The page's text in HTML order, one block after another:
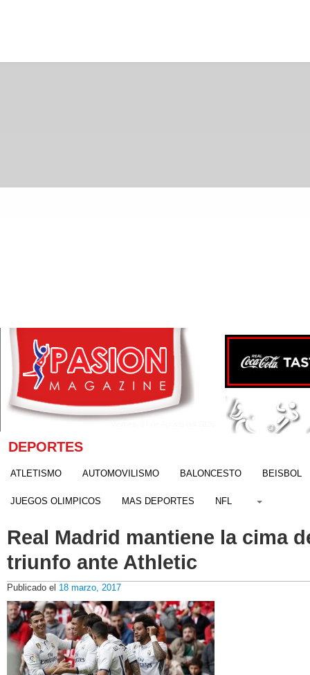
DEPORTES
ATLETISMO AUTOMOVILISMO BALONCESTO BEISBOL
JUEGOS OLIMPICOS MAS DEPORTES NFL
Real Madrid mantiene la cima
triunfo ante Athletic
Publicado el 18 marzo, 2017